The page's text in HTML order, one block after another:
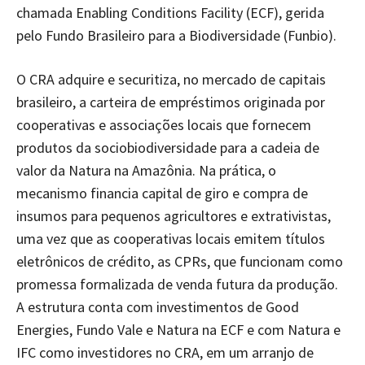
chamada Enabling Conditions Facility (ECF), gerida
pelo Fundo Brasileiro para a Biodiversidade (Funbio).
O CRA adquire e securitiza, no mercado de capitais
brasileiro, a carteira de empréstimos originada por
cooperativas e associações locais que fornecem
produtos da sociobiodiversidade para a cadeia de
valor da Natura na Amazônia. Na prática, o
mecanismo financia capital de giro e compra de
insumos para pequenos agricultores e extrativistas,
uma vez que as cooperativas locais emitem títulos
eletrônicos de crédito, as CPRs, que funcionam como
promessa formalizada de venda futura da produção.
A estrutura conta com investimentos de Good
Energies, Fundo Vale e Natura na ECF e com Natura e
IFC como investidores no CRA, em um arranjo de